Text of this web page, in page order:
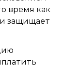
время как
защищает